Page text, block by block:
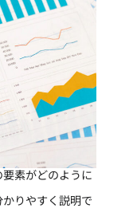
素がどのように
りやすく説明で